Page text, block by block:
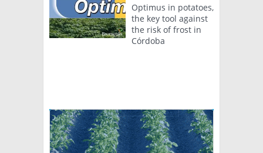
Optimus in potatoes,
the key tool against
the risk of frost in
Córdoba